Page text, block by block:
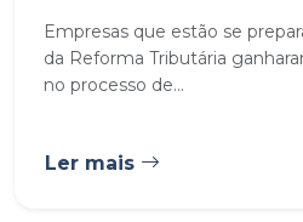
Empresas que estão se
da Reforma Tributária
no processo de...
Ler mais